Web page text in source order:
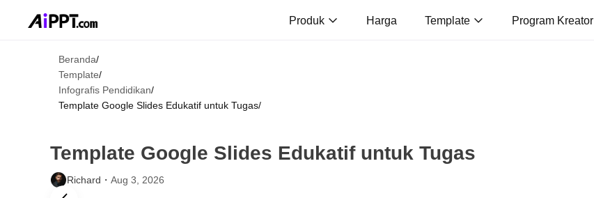
Produk Harga Template Program Kreator
Beranda/
Template/
Infografis Pendidikan/
Template Google Slides Edukatif untuk Tugas/
Template Google Slides Edukatif untuk Tugas
Richard・ Aug 3, 2026